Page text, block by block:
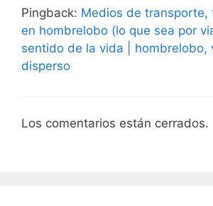
Pingback: Medios de transporte,
en hombrelobo (lo que sea por
sentido de la vida | hombrelobo,
disperso
Los comentarios están cerrados.